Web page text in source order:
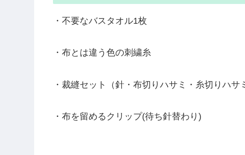
まとめ
準備したもの